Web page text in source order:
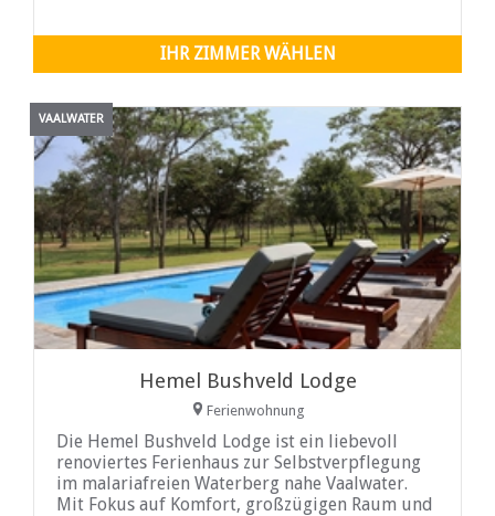
IHR ZIMMER WÄHLEN
VAALWATER
Hemel Bushveld Lodge
Ferienwohnung
Die Hemel Bushveld Lodge ist ein liebevoll
renoviertes Ferienhaus zur Selbstverpflegung
im malariafreien Waterberg nahe Vaalwater.
Mit Fokus auf Komfort, großzügigen Raum und